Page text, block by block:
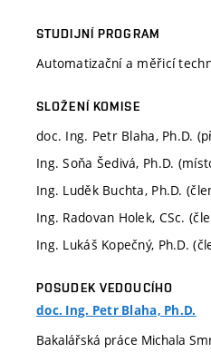
STUDIJNÍ PROGRAM
Automatizační a měřicí
SLOŽENÍ KOMISE
doc. Ing. Petr Blaha, Ph.D.
Ing. Soňa Šedivá, Ph.D.
Ing. Luděk Buchta, Ph.D.
Ing. Radovan Holek, CSc.
Ing. Lukáš Kopečný, Ph.D.
POSUDEK VEDOUCÍHO
doc. Ing. Petr Blaha, Ph.D.
Bakalářská práce Michala